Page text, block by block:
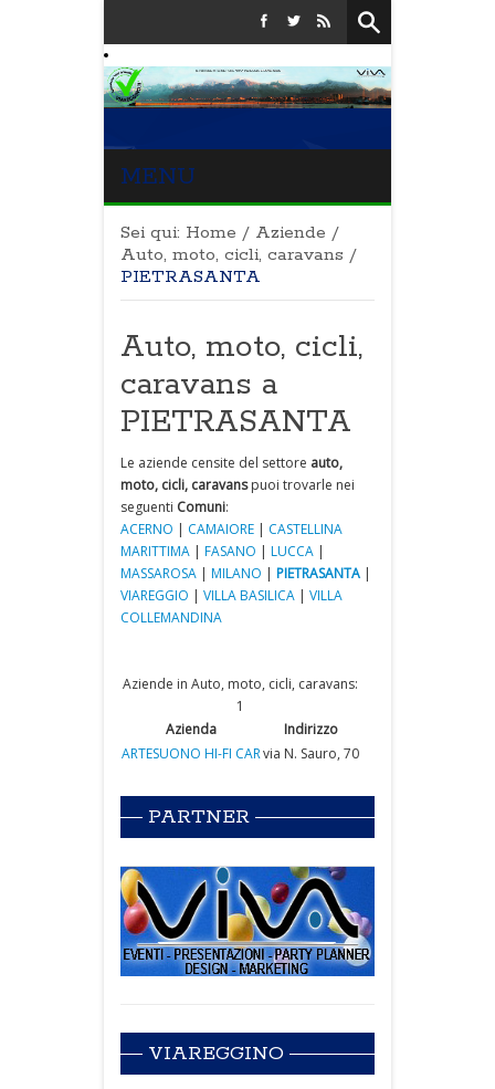
MENU
Sei qui: Home / Aziende /
Auto, moto, cicli, caravans /
PIETRASANTA
Auto, moto, cicli,
caravans a
PIETRASANTA
Le aziende censite del settore auto,
moto, cicli, caravanspuoi trovarle nei
seguenti Comuni:
ACERNO | CAMAIORE | CASTELLINA
MARITTIMA | FASANO | LUCCA |
MASSAROSA | MILANO | PIETRASANTA |
VIAREGGIO | VILLA BASILICA | VILLA
COLLEMANDINA
Aziende in Auto, moto, cicli, caravans:
1
Azienda
Indirizzo
ARTESUONO HI-FI CARvia N. Sauro, 70
PARTNER
VIAREGGINO